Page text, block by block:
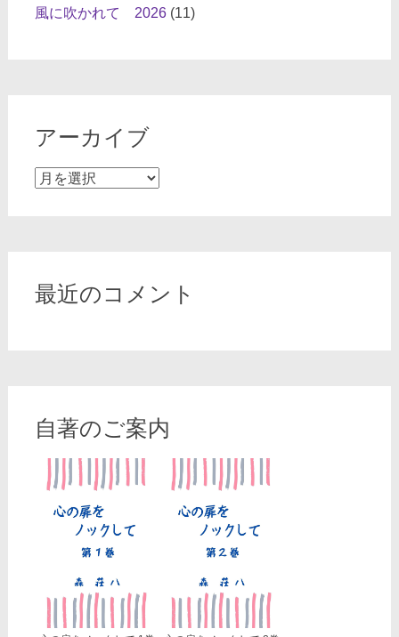
風に吹かれて 2026(11)
アーカイブ
ア
最近のコメント
自著のご案内